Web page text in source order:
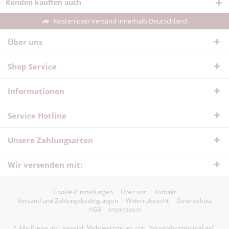
Kunden kauften auch
Kostenloser Versand innerhalb Deutschland
Über uns
Shop Service
Informationen
Service Hotline
Unsere Zahlungsarten
Wir versenden mit:
Cookie-Einstellungen Über uns
Kontakt
Versand und Zahlungsbedingungen
Widerrufsrecht
Datenschutz
AGB
Impressum